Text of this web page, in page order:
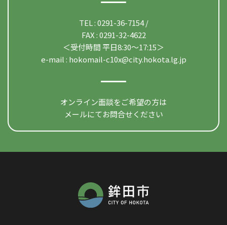
TEL : 0291-36-7154 /
FAX : 0291-32-4622
＜受付時間 平日8:30〜17:15＞
e-mail : hokomail-c10x@city.hokota.lg.jp
オンライン面談をご希望の方は
メールにてお問合せください